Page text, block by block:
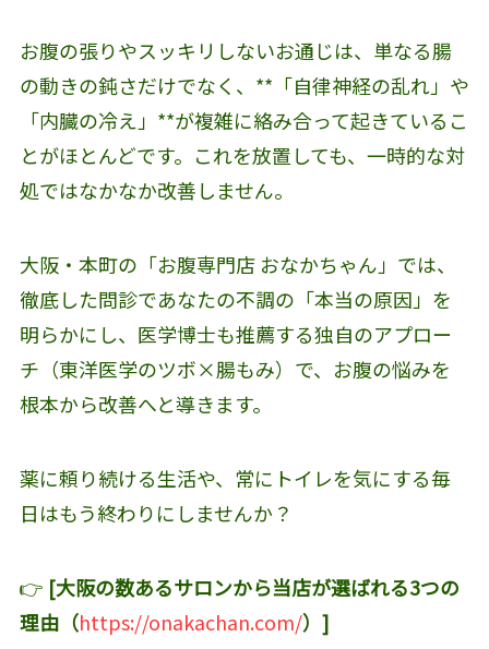
お腹の張りやスッキリしないお通じは、単なる腸
の動きの鈍さだけでなく、**「自律神経の乱れ」や
「内臓の冷え」**が複雑に絡み合って起きているこ
とがほとんどです。これを放置しても、一時的な対
処ではなかなか改善しません。
大阪・本町の「お腹専門店 おなかちゃん」では、
徹底した問診であなたの不調の「本当の原因」を
明らかにし、医学博士も推薦する独自のアプロー
チ（東洋医学のツボ×腸もみ）で、お腹の悩みを
根本から改善へと導きます。
薬に頼り続ける生活や、常にトイレを気にする毎
日はもう終わりにしませんか？
👉 [大阪の数あるサロンから当店が選ばれる3つの
理由（https://onakachan.com/）]